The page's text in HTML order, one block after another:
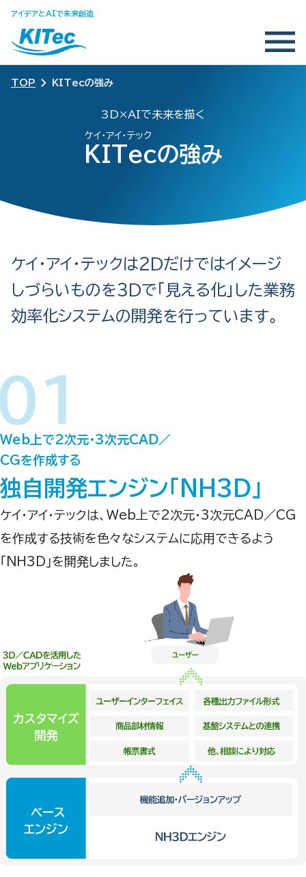
アイデアとAIで未来創造
TOP KITecの強み
3D×AIで未来を描く
KITecの強み
ケイ・アイ・テック
ケイ・アイ・テックは２Dだけではイメージ
しづらいものを３Dで「見える化」した業務
効率化システムの開発を行っています。
Web上で2次元・3次元CAD／
CGを作成する
独自開発エンジン「NH3D」
ケイ・アイ・テックは、Web上で2次元・3次元CAD／CG
を作成する技術を色々なシステムに応用できるよう
「NH3D」を開発しました。